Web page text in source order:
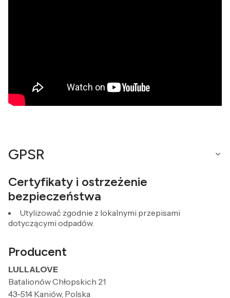
GPSR
Certyfikaty i ostrzeżenie
bezpieczeństwa
Utylizować zgodnie z lokalnymi przepisami
dotyczącymi odpadów.
Producent
LULLALOVE
Batalionów Chłopskich 21
43-514 Kaniów, Polska